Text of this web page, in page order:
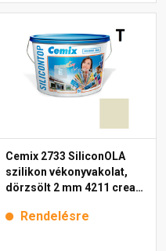
Cemix 2733 SiliconOLA
szilikon vékonyvakolat,
dörzsölt 2 mm 4211 cream
Rendelésre